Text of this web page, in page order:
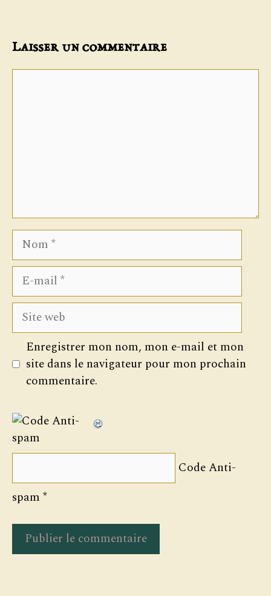
Laisser un commentaire
Nom
E-
mail
Site
web
Enregistrer mon nom, mon e-mail et mon
site dans le navigateur pour mon prochain
commentaire.
Code Anti-
spam *